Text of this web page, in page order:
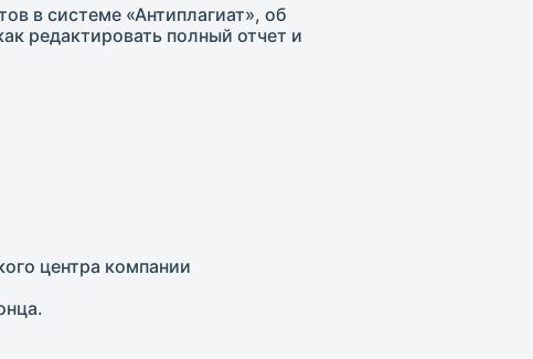
в системе «Антиплагиат», об
редактировать полный отчет и
центра компании